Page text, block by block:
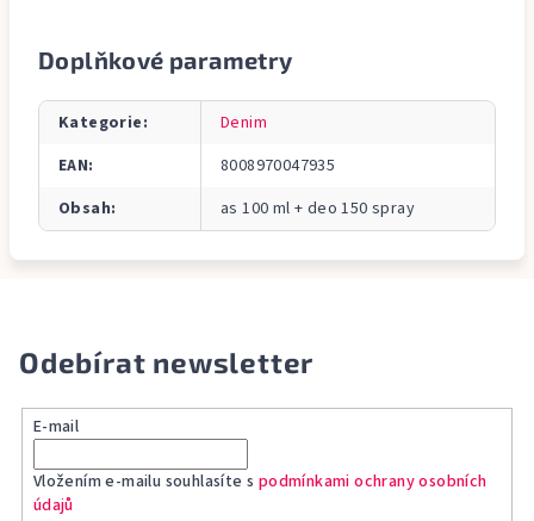
Doplňkové parametry
Kategorie:
Denim
EAN:
8008970047935
Obsah: as 100 ml + deo 150 spray
Odebírat newsletter
E-mail
Vložením e-mailu souhlasíte s podmínkami ochrany osobních
údajů